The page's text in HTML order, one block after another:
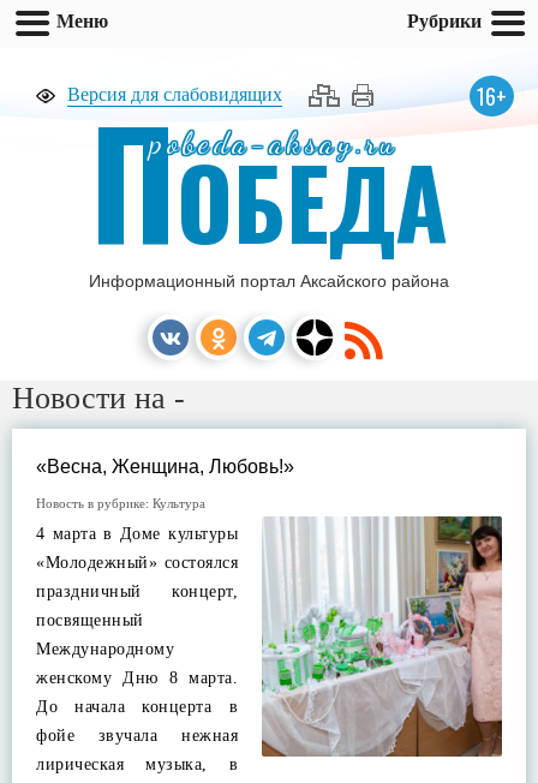
Версия для слабовидящих 16+
pobeda-aksay.ru
ПОБЕДА
Информационный портал Аксайского района
Новости на -
«Весна, Женщина, Любовь!»
Новость в рубрике: Культура
4 марта в Доме культуры
«Молодежный» состоялся
праздничный концерт,
посвященный
Международному
женскому Дню 8 марта.
До начала концерта в
фойе звучала нежная
лирическая музыка, в
Меню Рубрики